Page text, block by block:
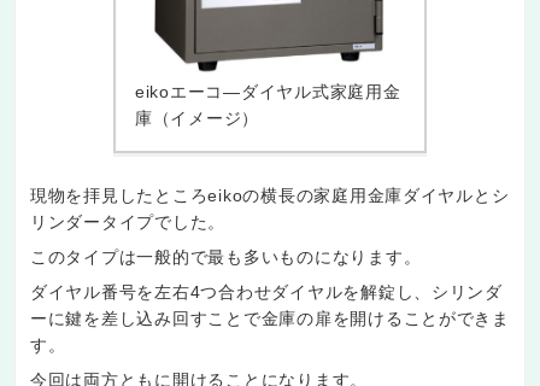
eikoエーコ―ダイヤル式家庭用金
庫（イメージ）
現物を拝見したところeikoの横長の家庭用金庫ダイヤルとシ
リンダータイプでした。
このタイプは一般的で最も多いものになります。
ダイヤル番号を左右4つ合わせダイヤルを解錠し、シリンダ
ーに鍵を差し込み回すことで金庫の扉を開けることができま
す。
今回は両方ともに開けることになります。